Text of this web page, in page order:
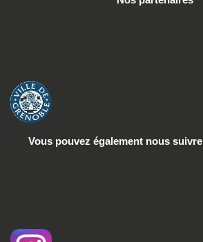
Vous pouvez également nous suivre